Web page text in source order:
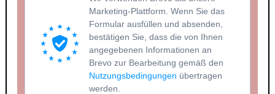
Marketing-Plattform. Wenn Sie das
Formular ausfüllen und absenden,
bestätigen Sie, dass die von Ihnen
angegebenen Informationen an
Brevo zur Bearbeitung gemäß den
Nutzungsbedingungen übertragen
werden.